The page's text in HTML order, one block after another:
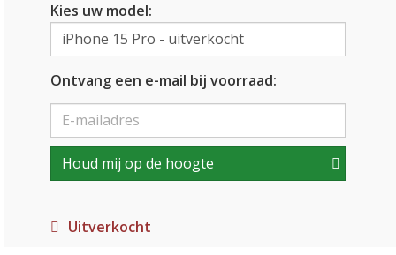
Kies uw model:
Ontvang een e-mail bij voorraad:
Houd mij op de hoogte
Uitverkocht